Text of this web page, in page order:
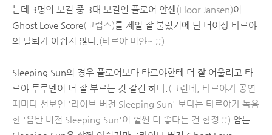
는데 3명의 보컬 중 3대 보컬인 플로어 얀센(Floor Jansen)이
Ghost Love Score(고럽스)를 제일 잘 불렀기에 난 더이상 타르야
의 탈퇴가 아쉽지 않다. (타르야 미얀~ ;;)
Sleeping Sun의 경우 플로어보다 타르야한테 더 잘 어울리고 타
르야 투루넨이 더 잘 부르는 것 같긴 하다. (그런데, 타르야가 공연
때마다 선보인 '라이브 버전 Sleeping Sun' 보다는 타르야가 녹음
한 '음반 버전 Sleeping Sun'이 훨씬 더 좋다는 건 함정 ;;) 암튼